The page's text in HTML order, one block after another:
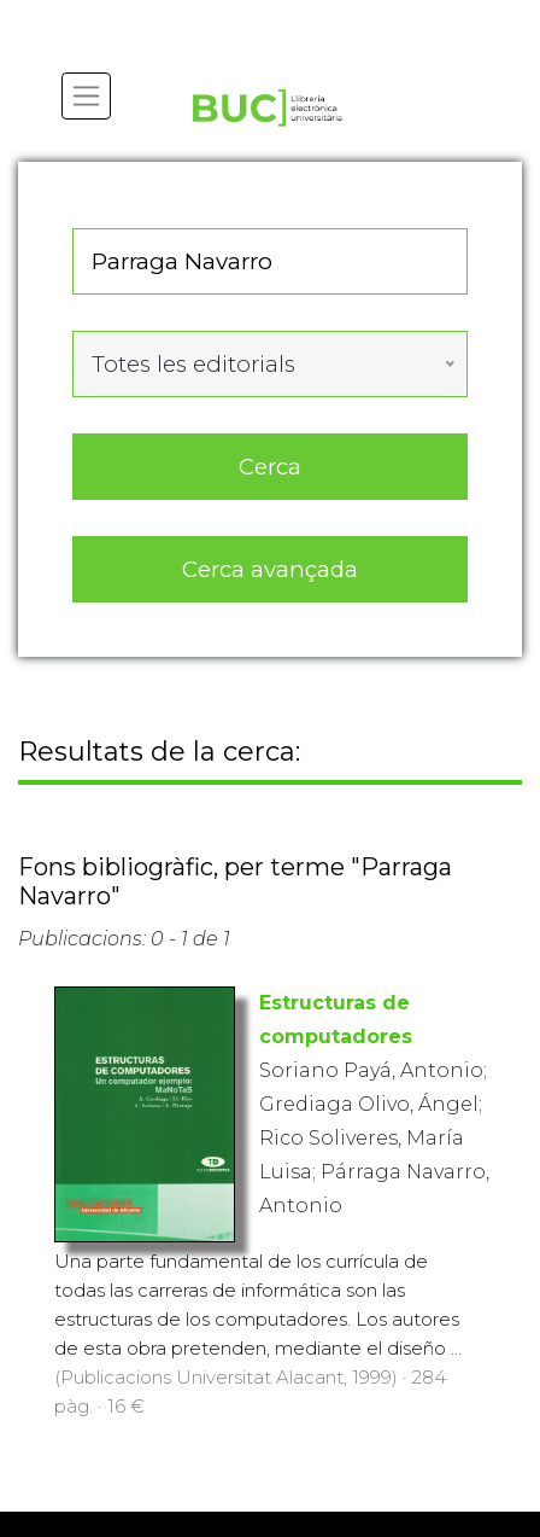
Totes les editorials
Cerca
Cerca avançada
Resultats de la cerca:
Fons bibliogràfic, per terme "Parraga
Navarro"
Publicacions: 0 - 1 de 1
Estructuras de
computadores
Soriano Payá, Antonio;
Grediaga Olivo, Ángel;
Rico Soliveres, María
Luisa; Párraga Navarro,
Antonio
Una parte fundamental de los currícula de
todas las carreras de informática son las
estructuras de los computadores. Los autores
de esta obra pretenden, mediante el diseño ...
(Publicacions Universitat Alacant, 1999) · 284
pàg. · 16 €